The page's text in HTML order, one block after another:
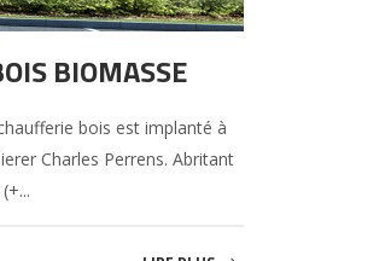
BIOMASSE
bois est implanté à
Charles Perrens. Abritant